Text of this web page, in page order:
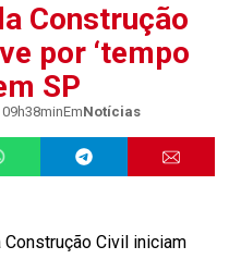
Construção
por ‘tempo
SP
EmNotícias
Civil iniciam